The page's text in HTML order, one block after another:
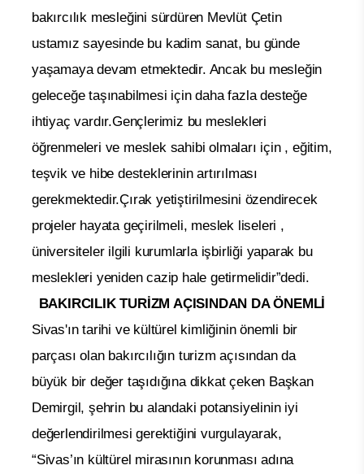
bakırcılık mesleğini sürdüren Mevlüt Çetin
ustamız sayesinde bu kadim sanat, bu günde
yaşamaya devam etmektedir. Ancak bu mesleğin
geleceğe taşınabilmesi için daha fazla desteğe
ihtiyaç vardır.Gençlerimiz bu meslekleri
öğrenmeleri ve meslek sahibi olmaları için , eğitim,
teşvik ve hibe desteklerinin artırılması
gerekmektedir.Çırak yetiştirilmesini özendirecek
projeler hayata geçirilmeli, meslek liseleri ,
üniversiteler ilgili kurumlarla işbirliği yaparak bu
meslekleri yeniden cazip hale getirmelidir”dedi.
BAKIRCILIK TURİZM AÇISINDAN DA ÖNEMLİ
Sivas'ın tarihi ve kültürel kimliğinin önemli bir
parçası olan bakırcılığın turizm açısından da
büyük bir değer taşıdığına dikkat çeken Başkan
Demirgil, şehrin bu alandaki potansiyelinin iyi
değerlendirilmesi gerektiğini vurgulayarak,
“Sivas’ın kültürel mirasının korunması adına